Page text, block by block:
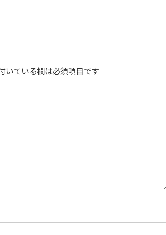
いている欄は必須項目です